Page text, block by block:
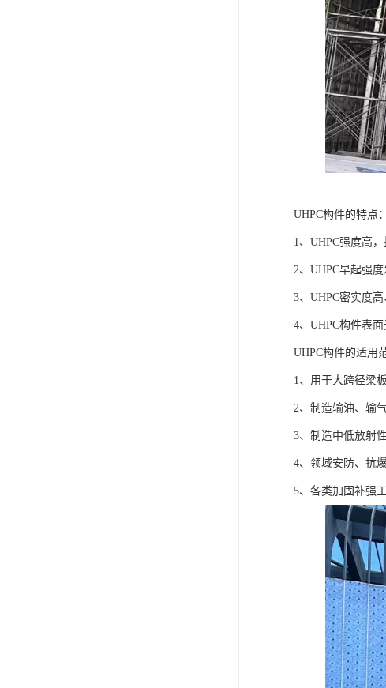
UHPC构件的特点：
1、UHPC强度高，
2、UHPC早起强
3、UHPC密实度高
4、UHPC构件表面
UHPC构件的适用
1、用于大跨径梁
2、制造输油、输
3、制造中低放射
4、领域安防、抗爆
5、各类加固补强工